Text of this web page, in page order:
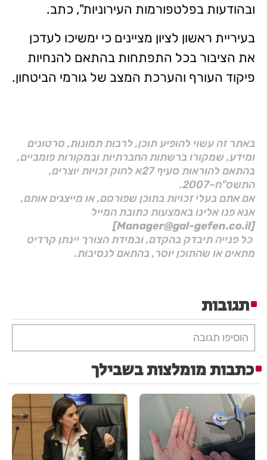
ובהודעות בפלטפורמות העירוניות", כתב.
בעיריית ראשון לציון מציינים כי ימשיכו לעדכן
את הציבור בכל התפתחות בהתאם להנחיות
פיקוד העורף והערכת המצב של גורמי הביטחון.
באתר זה עשוי להופיע תוכן, לרבות תמונות, סרטונים
ומידע, שמקורו ברשתות החברתיות ובמקורות פומביים,
בהתאם להוראות סעיף 27א לחוק זכויות יוצרים,
התשס"ח–2007.
אם אתם בעלי זכויות בתוכן שפורסם, או מייצגים אותם,
אנא פנו אלינו באמצעות כתובת המייל
[Manager@gal-gefen.co.il]
כל פנייה תיבדק בהקדם, ובמידת הצורך יינתן קרדיט
מתאים או שהתוכן יוסר, בהתאם לנסיבות.
תגובות
הוסיפו תגובה
כתבות מומלצות בשבילך